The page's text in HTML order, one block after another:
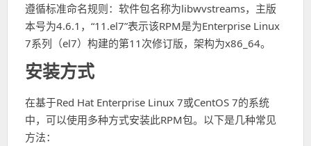
遵循标准命名规则：软件包名称为libwvstreams，主版
本号为4.6.1，“11.el7”表示该RPM是为Enterprise Linux
7系列（el7）构建的第11次修订版，架构为x86_64。
安装方式
在基于Red Hat Enterprise Linux 7或CentOS 7的系统
中，可以使用多种方式安装此RPM包。以下是几种常见
方法：